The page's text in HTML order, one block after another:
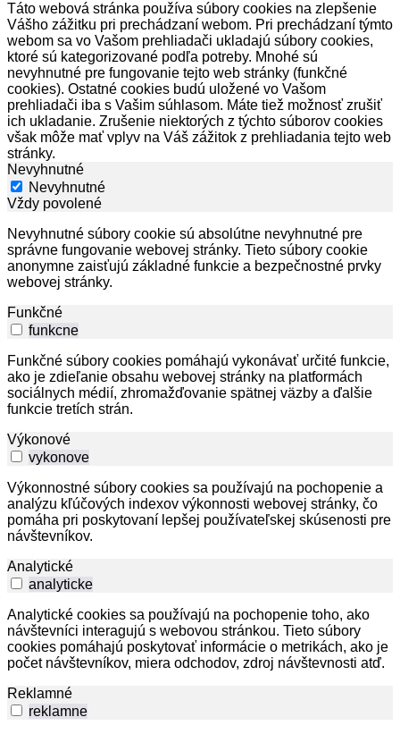
Táto webová stránka používa súbory cookies na zlepšenie
Vášho zážitku pri prechádzaní webom. Pri prechádzaní týmto
webom sa vo Vašom prehliadači ukladajú súbory cookies,
ktoré sú kategorizované podľa potreby. Mnohé sú
nevyhnutné pre fungovanie tejto web stránky (funkčné
cookies). Ostatné cookies budú uložené vo Vašom
prehliadači iba s Vašim súhlasom. Máte tiež možnosť zrušiť
ich ukladanie. Zrušenie niektorých z týchto súborov cookies
však môže mať vplyv na Váš zážitok z prehliadania tejto web
stránky.
Nevyhnutné
Nevyhnutné
Vždy povolené
Nevyhnutné súbory cookie sú absolútne nevyhnutné pre
správne fungovanie webovej stránky. Tieto súbory cookie
anonymne zaisťujú základné funkcie a bezpečnostné prvky
webovej stránky.
Funkčné
funkcne
Funkčné súbory cookies pomáhajú vykonávať určité funkcie,
ako je zdieľanie obsahu webovej stránky na platformách
sociálnych médií, zhromažďovanie spätnej väzby a ďalšie
funkcie tretích strán.
Výkonové
vykonove
Výkonnostné súbory cookies sa používajú na pochopenie a
analýzu kľúčových indexov výkonnosti webovej stránky, čo
pomáha pri poskytovaní lepšej používateľskej skúsenosti pre
návštevníkov.
Analytické
analyticke
Analytické cookies sa používajú na pochopenie toho, ako
návštevníci interagujú s webovou stránkou. Tieto súbory
cookies pomáhajú poskytovať informácie o metrikách, ako je
počet návštevníkov, miera odchodov, zdroj návštevnosti atď.
Reklamné
reklamne